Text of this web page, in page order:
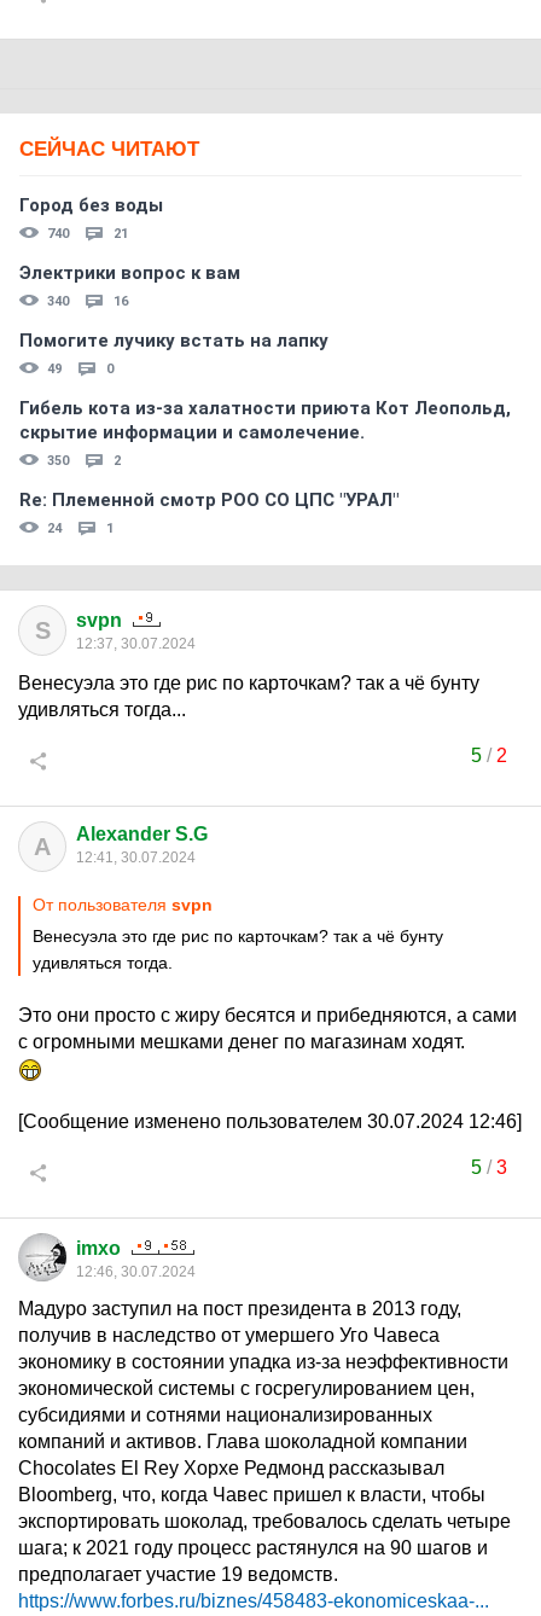
СЕЙЧАС ЧИТАЮТ
Город без воды
740 21
Электрики вопрос к вам
340 16
Помогите лучику встать на лапку
49 0
Гибель кота из-за халатности приюта Кот Леопольд,
скрытиe информации и самолечение.
350 2
Re: Племеннoй смoтр РOO CO ЦПС "УРАЛ"
24 1
S svpn
12:37, 30.07.2024
Венесуэла это где рис по карточкам? так а чё бунту
удивляться тогда...
5/ 2
A Alexander S.G
12:41, 30.07.2024
От пользователя svpn
Венесуэла это где рис по карточкам? так а чё бунту
удивляться тогда.
Это они просто с жиру бесятся и прибедняются, а сами
с огромными мешками денег по магазинам ходят.
[Сообщение изменено пользователем 30.07.2024 12:46]
5/3
imxo
12:46, 30.07.2024
Мадуро заступил на пост президента в 2013 году,
получив в наследство от умершего Уго Чавеса
экономику в состоянии упадка из-за неэффективности
экономической системы с госрегулированием цен,
субсидиями и сотнями национализированных
компаний и активов. Глава шоколадной компании
Chocolates El Rey Хорхе Редмонд рассказывал
Bloomberg, что, когда Чавес пришел к власти, чтобы
экспортировать шоколад, требовалось сделать четыре
шага; к 2021 году процесс растянулся на 90 шагов и
предполагает участие 19 ведомств.
https://www.forbes.ru/biznes/458483-ekonomiceskaa-...